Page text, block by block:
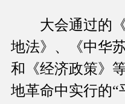
大会通过的《
地法》、《中华
和《经济政策》
地革命中实行的“